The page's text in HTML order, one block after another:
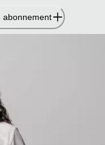
abonnement